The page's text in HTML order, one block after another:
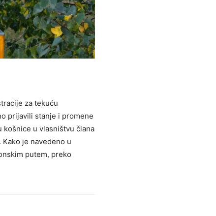
za tekuću
prijavili stanje i promene
košnice u vlasništvu člana
je navedeno u
putem, preko